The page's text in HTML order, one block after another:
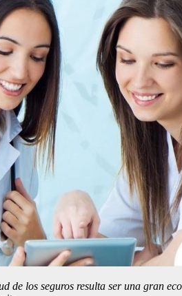
de los seguros resulta ser una gran